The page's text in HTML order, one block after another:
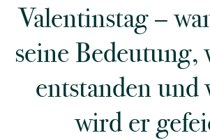
Valentinstag –
seine Bedeutung,
entstanden und
wird er